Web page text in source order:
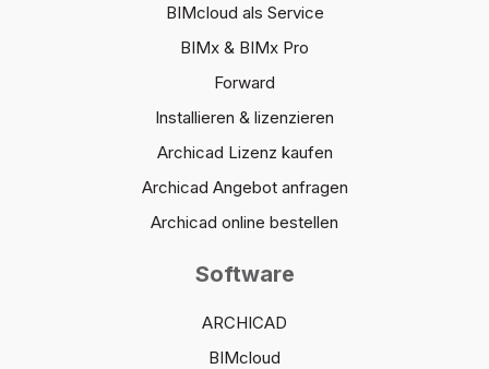
BIMcloud als Service
BIMx & BIMx Pro
Forward
Installieren & lizenzieren
Archicad Lizenz kaufen
Archicad Angebot anfragen
Archicad online bestellen
Software
ARCHICAD
BIMcloud